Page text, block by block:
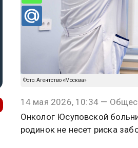
Фото: Агентство «Москва»
14 мая 2026, 10:34 —
Онколог Юсуповской
родинок не несет риска